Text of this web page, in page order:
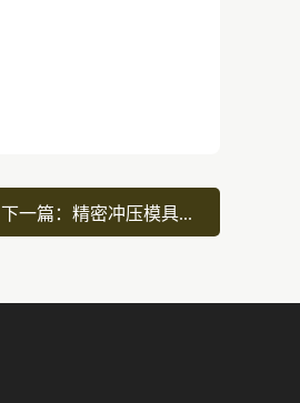
下一篇：精密冲压模具...